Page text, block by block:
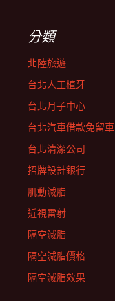
分類
北陸旅遊
台北人工植牙
台北月子中心
台北汽車借款免留車
台北清潔公司
招牌設計銀行
肌動減脂
近視雷射
隔空減脂
隔空減脂價格
隔空減脂效果